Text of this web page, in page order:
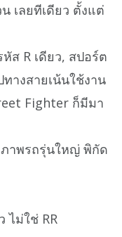
เลยทีเดียว ตั้งแต่
ส R เดียว, สปอร์ต
างสายเน้นใช้งาน
Fighter ก็มีมา
าพรถรุ่นใหญ่ พิกัด
ไม่ใช่ RR